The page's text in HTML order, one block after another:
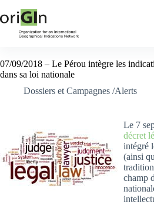
07/09/2018 – Le Pérou intègre les
dans sa loi nationale
Dossiers et Campagnes /Alerts
Le 7
décret
intégré
(ainsi
champ